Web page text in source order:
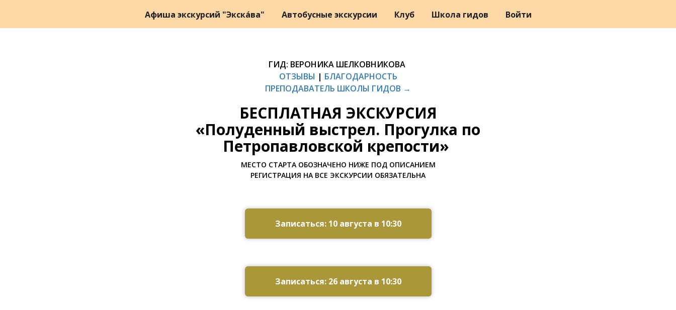
Афиша экскурсий "Экска́ва" Автобусные экскурсии Клуб Школа гидов Войти
ГИД: ВЕРОНИКА ШЕЛКОВНИКОВА
ОТЗЫВЫ | БЛАГОДАРНОСТЬ
ПРЕПОДАВАТЕЛЬ ШКОЛЫ ГИДОВ →
БЕСПЛАТНАЯ ЭКСКУРСИЯ
«Полуденный выстрел. Прогулка по
Петропавловской крепости»
МЕСТО СТАРТА ОБОЗНАЧЕНО НИЖЕ ПОД ОПИСАНИЕМ
РЕГИСТРАЦИЯ НА ВСЕ ЭКСКУРСИИ ОБЯЗАТЕЛЬНА
Записаться: 10 августа в 10:30
Записаться: 26 августа в 10:30